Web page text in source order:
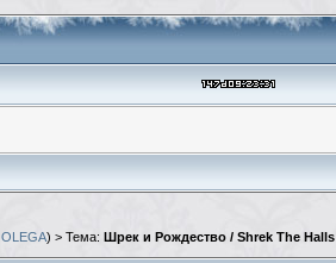
OLEGA) > Тема: Шрек и Рождество / Shrek The Halls